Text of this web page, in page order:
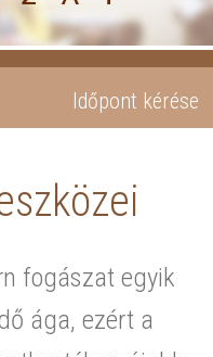
Időpont kérése
fogászat egyik
ága, ezért a